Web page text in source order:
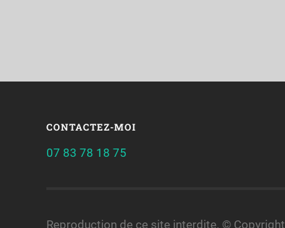
CONTACTEZ-MOI
07 83 78 18 75
Reproduction de ce site interdite. © Copyright